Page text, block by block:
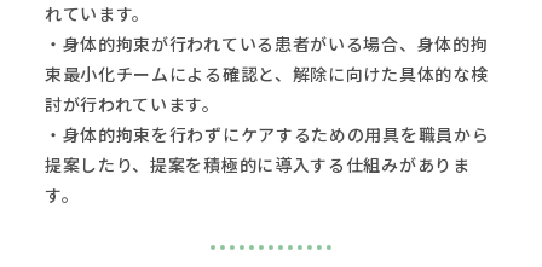
れています。
・身体的拘束が行われている患者がいる場合、身体的拘
束最小化チームによる確認と、解除に向けた具体的な検
討が行われています。
・身体的拘束を行わずにケアするための用具を職員から
提案したり、提案を積極的に導入する仕組みがありま
す。